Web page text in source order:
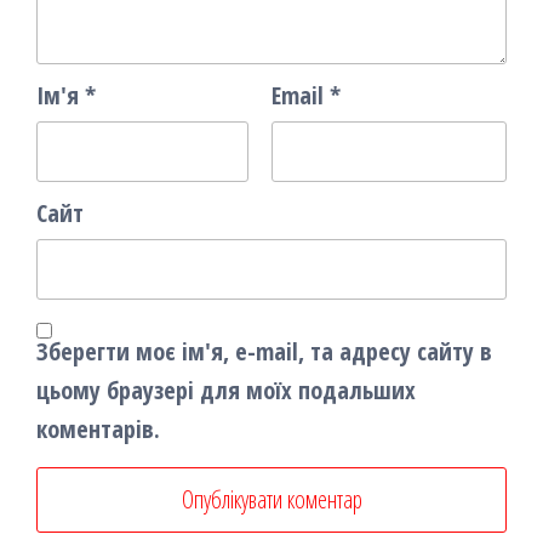
Ім'я * Email *
Сайт
Зберегти моє ім'я, e-mail, та адресу сайту в
цьому браузері для моїх подальших
коментарів.